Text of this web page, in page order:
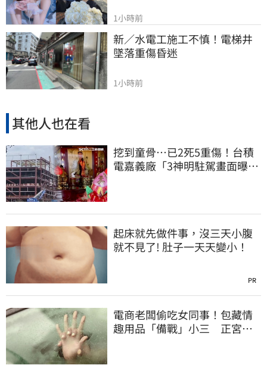
1小時前
新／水電工施工不慎！電梯井
墜落重傷昏迷
1小時前
其他人也在看
挖到童骨…已2死5重傷！台積
電嘉義廠「3神明駐駕畫面曝
起床就先做件事，沒三天小腹
就不見了! 肚子一天天變小！
PR
電商老闆偷吃女同事！包藏情
趣用品「備戰」小三 正宮求